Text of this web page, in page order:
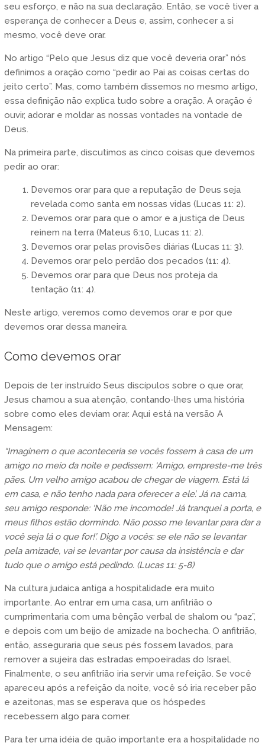
seu esforço, e não na sua declaração. Então, se você tiver a
esperança de conhecer a Deus e, assim, conhecer a si
mesmo, você deve orar.
No artigo “Pelo que Jesus diz que você deveria orar” nós
definimos a oração como “pedir ao Pai as coisas certas do
jeito certo”. Mas, como também dissemos no mesmo artigo,
essa definição não explica tudo sobre a oração. A oração é
ouvir, adorar e moldar as nossas vontades na vontade de
Deus.
Na primeira parte, discutimos as cinco coisas que devemos
pedir ao orar:
Devemos orar para que a reputação de Deus seja
revelada como santa em nossas vidas (Lucas 11: 2).
Devemos orar para que o amor e a justiça de Deus
reinem na terra (Mateus 6:10, Lucas 11: 2).
Devemos orar pelas provisões diárias (Lucas 11: 3).
Devemos orar pelo perdão dos pecados (11: 4).
Devemos orar para que Deus nos proteja da
tentação (11: 4).
Neste artigo, veremos como devemos orar e por que
devemos orar dessa maneira.
Como devemos orar
Depois de ter instruído Seus discípulos sobre o que orar,
Jesus chamou a sua atenção, contando-lhes uma história
sobre como eles deviam orar. Aqui está na versão A
Mensagem:
“Imaginem o que aconteceria se vocês fossem à casa de um
amigo no meio da noite e pedissem: ‘Amigo, empreste-me três
pães. Um velho amigo acabou de chegar de viagem. Está lá
em casa, e não tenho nada para oferecer a ele’. Já na cama,
seu amigo responde: ‘Não me incomode! Já tranquei a porta, e
meus filhos estão dormindo. Não posso me levantar para dar a
você seja lá o que for!’. Digo a vocês: se ele não se levantar
pela amizade, vai se levantar por causa da insistência e dar
tudo que o amigo está pedindo. (Lucas 11: 5-8)
Na cultura judaica antiga a hospitalidade era muito
importante. Ao entrar em uma casa, um anfitrião o
cumprimentaria com uma bênção verbal de shalom ou “paz”,
e depois com um beijo de amizade na bochecha. O anfitrião,
então, asseguraria que seus pés fossem lavados, para
remover a sujeira das estradas empoeiradas do Israel.
Finalmente, o seu anfitrião iria servir uma refeição. Se você
apareceu após a refeição da noite, você só iria receber pão
e azeitonas, mas se esperava que os hóspedes
recebessem algo para comer.
Para ter uma idéia de quão importante era a hospitalidade no